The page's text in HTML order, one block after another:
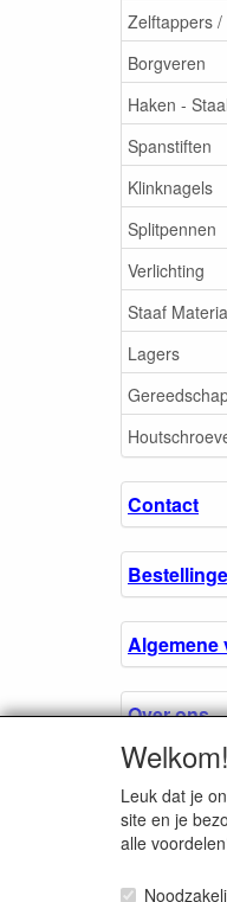
Zelftappers
Borgveren
Haken -
Spanstiften
Klinknagels
Splitpennen
Verlichting
Staaf
Lagers
Contact
Algemene
Over ons.
Leuk dat je
site en je
alle